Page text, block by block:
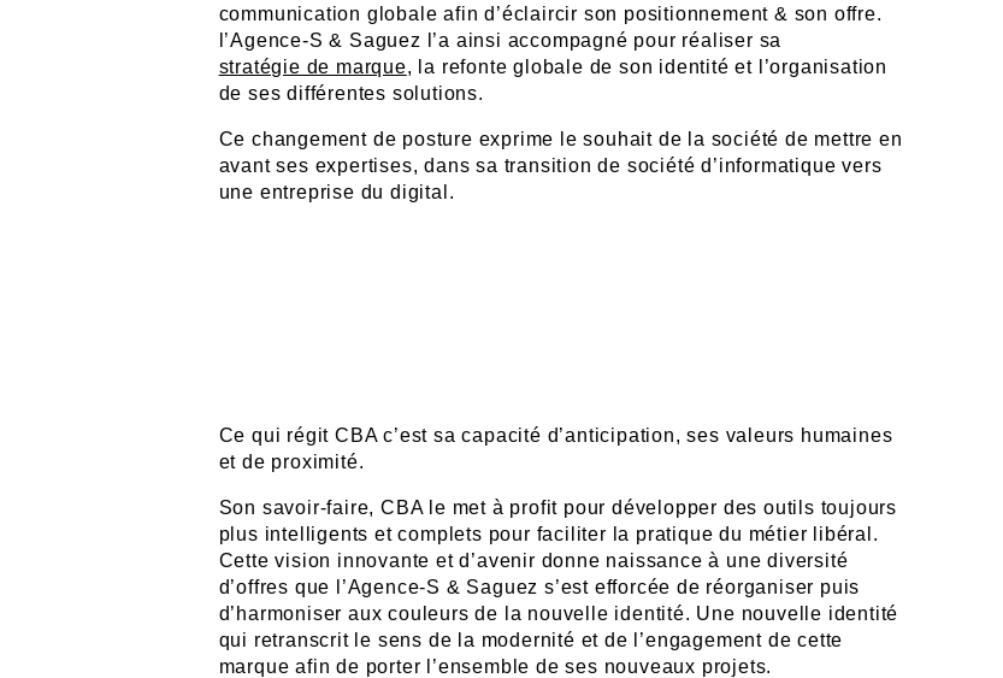
communication globale afin d’éclaircir son positionnement & son offre.
l’Agence-S & Saguez l’a ainsi accompagné pour réaliser sa
stratégie de marque, la refonte globale de son identité et l’organisation
de ses différentes solutions.
Ce changement de posture exprime le souhait de la société de mettre en
avant ses expertises, dans sa transition de société d’informatique vers
une entreprise du digital.
Ce qui régit CBA c’est sa capacité d’anticipation, ses valeurs humaines
et de proximité.
Son savoir-faire, CBA le met à profit pour développer des outils toujours
plus intelligents et complets pour faciliter la pratique du métier libéral.
Cette vision innovante et d’avenir donne naissance à une diversité
d’offres que l’Agence-S & Saguez s’est efforcée de réorganiser puis
d’harmoniser aux couleurs de la nouvelle identité. Une nouvelle identité
qui retranscrit le sens de la modernité et de l’engagement de cette
marque afin de porter l’ensemble de ses nouveaux projets.